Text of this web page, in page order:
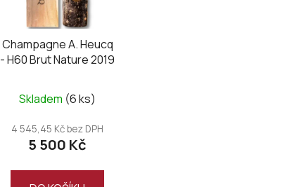
Champagne A. Heucq
- H60 Brut Nature 2019
Skladem (6 ks)
4 545,45 Kč bez DPH
5 500 Kč